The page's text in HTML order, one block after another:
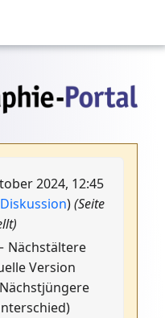
2024, 12:45
Diskussion)(Seite
Nächstältere
Version